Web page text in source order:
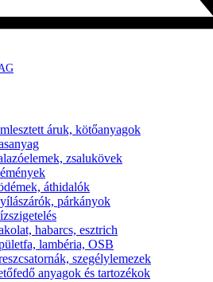
áruk, kötőanyagok
zsalukövek
áthidalók
párkányok
habarcs, esztrich
lambéria, OSB
szegélylemezek
anyagok és tartozékok